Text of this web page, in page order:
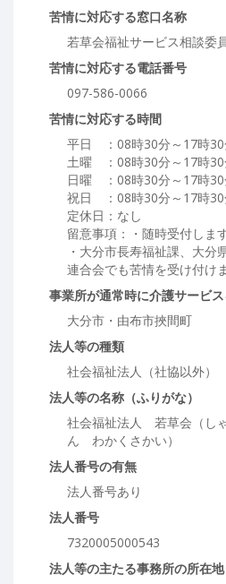
苦情に対応する窓口名称
若草会福祉サービス相談
苦情に対応する電話番号
097-586-0066
苦情に対応する時間
平日 ：08時30分～17時30
土曜 ：08時30分～17時30
日曜 ：08時30分～17時30
祝日 ：08時30分～17時30
定休日：なし
留意事項：・随時受付しま
・大分市長寿福祉課、大分
連合会でも苦情を受け付けま
事業所が通常時に介護サービ
大分市・由布市挾間町
法人等の種類
社会福祉法人（社協以外）
法人等の名称（ふりがな）
社会福祉法人 若草会（し
ん わかくさかい）
法人番号の有無
法人番号あり
法人番号
7320005000543
法人等の主たる事務所の所在地